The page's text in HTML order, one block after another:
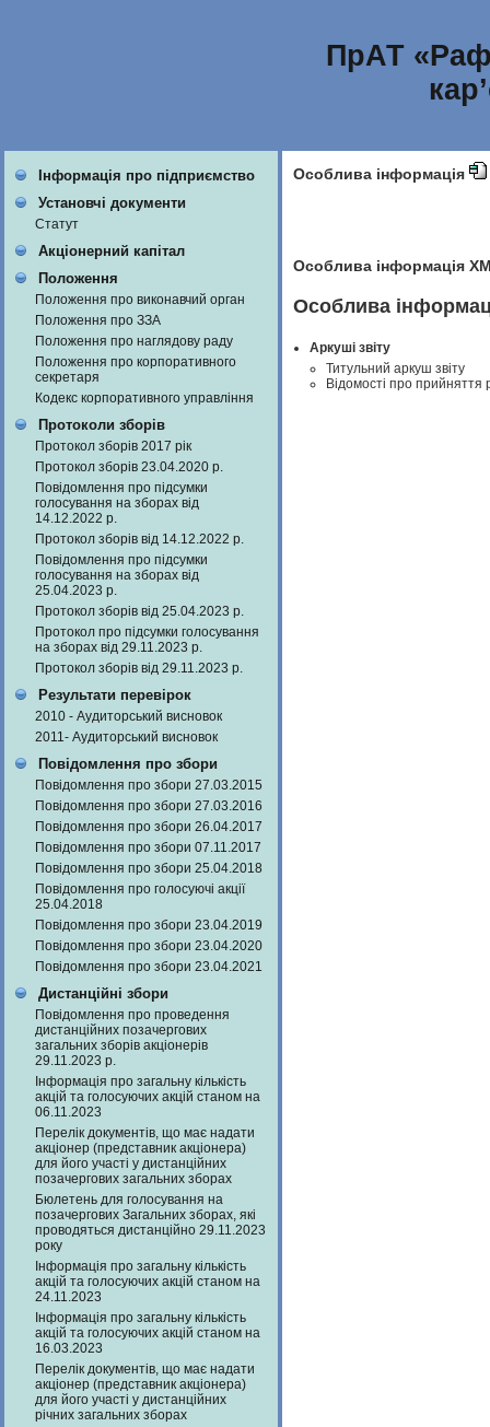
ПрАТ
Інформація про підприємство
Установчі документи
Статут
Акціонерний капітал
Положення
Положення про виконавчий орган
Положення про ЗЗА
Положення про наглядову раду
Положення про корпоративного
секретаря
Кодекс корпоративного управління
Протоколи зборів
Протокол зборів 2017 рік
Протокол зборів 23.04.2020 р.
Повідомлення про підсумки
голосування на зборах від
14.12.2022 р.
Протокол зборів від 14.12.2022 р.
Повідомлення про підсумки
голосування на зборах від
25.04.2023 р.
Протокол зборів від 25.04.2023 р.
Протокол про підсумки голосування
на зборах від 29.11.2023 р.
Протокол зборів від 29.11.2023 р.
Результати перевірок
2010 - Аудиторський висновок
2011- Аудиторський висновок
Повідомлення про збори
Повідомлення про збори 27.03.2015
Повідомлення про збори 27.03.2016
Повідомлення про збори 26.04.2017
Повідомлення про збори 07.11.2017
Повідомлення про збори 25.04.2018
Повідомлення про голосуючі акції
25.04.2018
Повідомлення про збори 23.04.2019
Повідомлення про збори 23.04.2020
Повідомлення про збори 23.04.2021
Дистанційні збори
Повідомлення про проведення
дистанційних позачергових
загальних зборів акціонерів
29.11.2023 р.
Інформація про загальну кількість
акцій та голосуючих акцій станом на
06.11.2023
Перелік документів, що має надати
акціонер (представник акціонера)
для його участі у дистанційних
позачергових загальних зборах
Бюлетень для голосування на
позачергових Загальних зборах, які
проводяться дистанційно 29.11.2023
року
Інформація про загальну кількість
акцій та голосуючих акцій станом на
24.11.2023
Інформація про загальну кількість
акцій та голосуючих акцій станом на
16.03.2023
Перелік документів, що має надати
акціонер (представник акціонера)
для його участі у дистанційних
річних загальних зборах
Особлива інформація
Особлива інформація
Особлива
Аркуші звіту
Титульний аркуш звіту
Відомості про